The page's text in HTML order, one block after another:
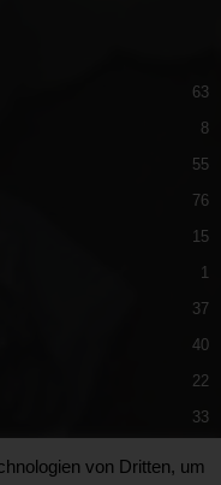
63
8
55
76
15
1
37
40
22
33
von Dritten, um